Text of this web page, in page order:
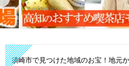
須崎市で見つけた地域のお宝！地元